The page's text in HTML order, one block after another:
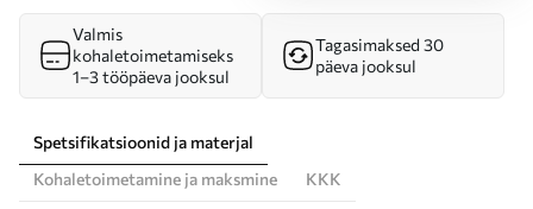
Valmis
kohaletoimetamiseks
1–3 tööpäeva jooksul
Tagasimaksed 30
päeva jooksul
Spetsifikatsioonid ja materjal
Kohaletoimetamine ja maksmine
KKK